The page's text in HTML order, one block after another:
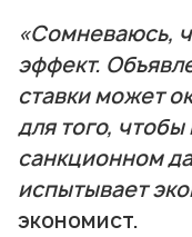
«Сомневаюсь,
эффект.
ставки может
для того,
санкционном
испытывает
экономист.